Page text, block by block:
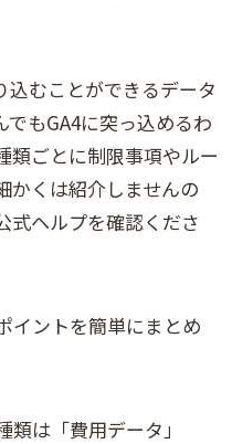
込むことができるデータ
もGA4に突っ込めるわ
類ごとに制限事項やルー
かくは紹介しませんの
式ヘルプを確認くださ
イントを簡単にまとめ
は「費用データ」